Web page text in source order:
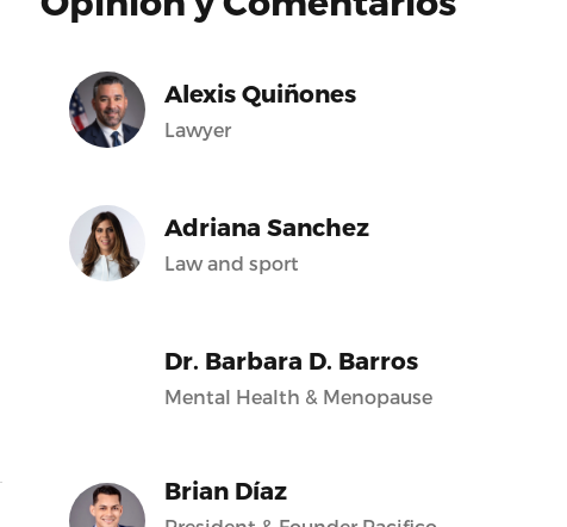
Alexis Quiñones
Lawyer
Adriana Sanchez
Law and sport
Dr. Barbara D. Barros
Mental Health & Menopause
Brian Díaz